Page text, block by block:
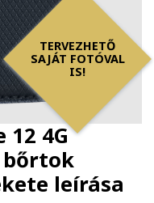
TERVEZHETŐ
SAJÁT FOTÓVAL
IS!
12 4G
leírása